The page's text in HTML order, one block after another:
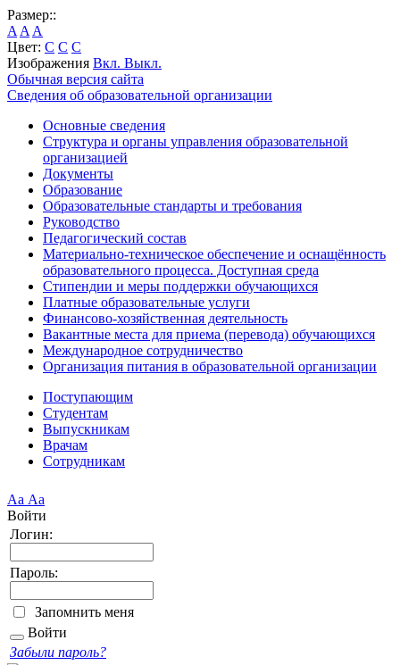
Размер::
A A A
Цвет: C C C
Изображения Вкл. Выкл.
Обычная версия сайта
Сведения об образовательной организации
Основные сведения
Структура и органы управления образовательной
организацией
Документы
Образование
Образовательные стандарты и требования
Руководство
Педагогический состав
Материально-техническое обеспечение и оснащённость
образовательного процесса. Доступная среда
Стипендии и меры поддержки обучающихся
Платные образовательные услуги
Финансово-хозяйственная деятельность
Вакантные места для приема (перевода) обучающихся
Международное сотрудничество
Организация питания в образовательной организации
Поступающим
Студентам
Выпускникам
Врачам
Сотрудникам
Аа Аа
Войти
Логин:
Пароль:
Запомнить меня
Войти
Забыли пароль?